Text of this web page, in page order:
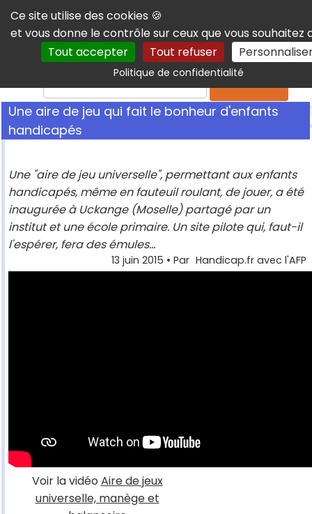
Panneau de gestion des cookies
Ce site utilise des cookies 🍪
et vous donne le contrôle sur ceux que vous souhaitez
Tout accepter
Tout refuser
Politique de confidentialité
Une aire de jeu qui fait le bonheur d'enfants
handicapés
Une "aire de jeu universelle", permettant aux enfants
handicapés, même en fauteuil roulant, de jouer, a été
inaugurée à Uckange (Moselle) partagé par un
institut et une école primaire. Un site pilote qui, faut-il
l'espérer, fera des émules...
13 juin 2015 • Par Handicap.fr avec l'AFP
Voir la vidéo Aire de jeux
universelle, manège et